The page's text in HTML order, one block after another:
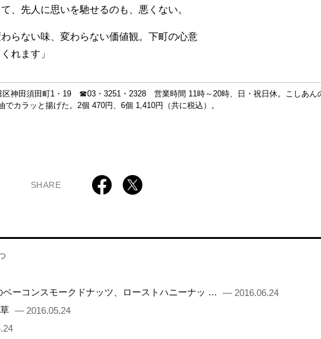
、先人に思いを馳せるのも、悪くない。
らない味、変わらない価値観。下町の心意
れます」
区神田須田町1・19 ☎03・3251・2328 営業時間 11時～20時、日・祝日休。こしあん
カラッと揚げた。2個 470円、6個 1,410円（共に税込）。
SHARE
ーコンスモークドナッツ、ローストハニーナッ …
— 2016.06.24
— 2016.05.24